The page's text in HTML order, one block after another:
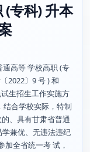
(专科) 升本
高等 学校高职 (专
2022〕9 号 ) 和
生招生工作实施方
结合学校实际，特制
、具有甘肃省普通
兼优、无违法违纪
全省统一考 试，